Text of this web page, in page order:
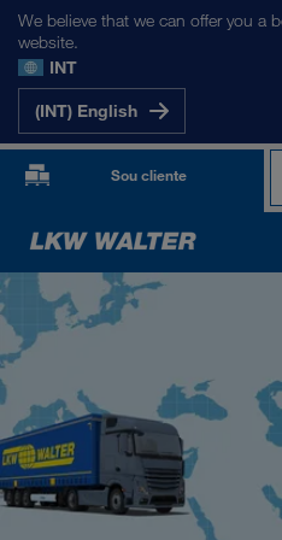
We believe that we can offer you a
website.
INT
(INT) English
Sou cliente
OS NOSSOS MERCADOS
Ásia Central
Rússia